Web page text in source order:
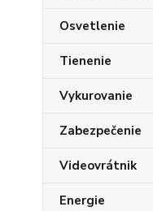
Osvetlenie
Tienenie
Vykurovanie
Zabezpečenie
Videovrátnik
Energie